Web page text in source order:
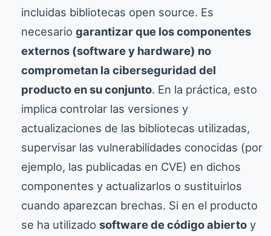
incluidas bibliotecas open source. Es
necesariogarantizar que los componentes
externos (software y hardware) no
comprometan la ciberseguridad del
producto en su conjunto. En la práctica, esto
implica controlar las versiones y
actualizaciones de las bibliotecas utilizadas,
supervisar las vulnerabilidades conocidas (por
ejemplo, las publicadas en CVE) en dichos
componentes y actualizarlos o sustituirlos
cuando aparezcan brechas. Si en el producto
se ha utilizadosoftware de código abierto y